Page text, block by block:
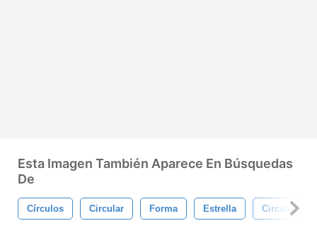
Esta Imagen También Aparece En Búsquedas
De
Círculos Circular Forma Estrella Circulo